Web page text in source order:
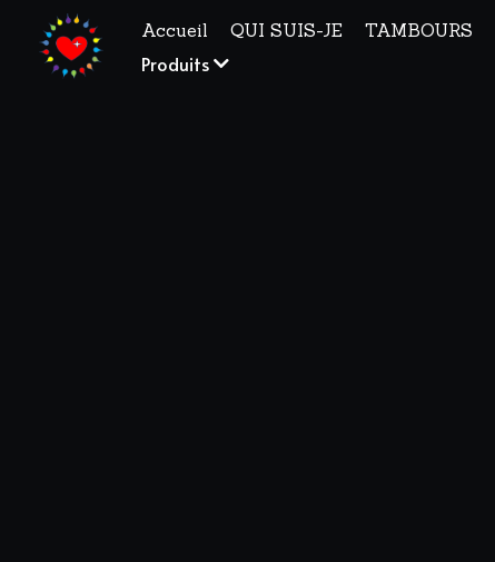
Accueil QUI SUIS-JE TAMBOURS
Produits